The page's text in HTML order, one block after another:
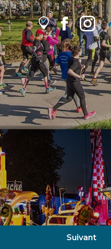
Suivant